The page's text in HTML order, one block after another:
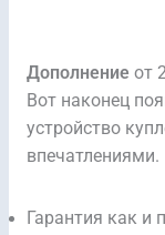
Дополнение от
Вот наконец
устройство
впечатлениями.
Гарантия как и